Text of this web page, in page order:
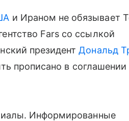
и Ираном не обязывает
Fars со ссылкой
президентДональд
прописано в соглашении
Информированные